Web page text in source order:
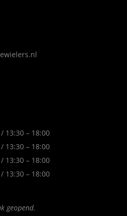
13:30 – 18:00
13:30 – 18:00
13:30 – 18:00
13:30 – 18:00
geopend.